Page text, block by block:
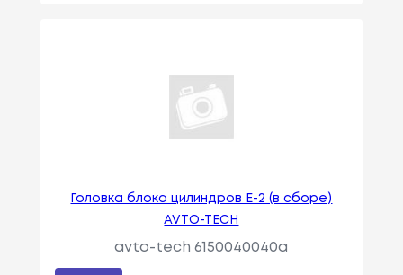
Головка блока цилиндров Е-2 (в сборе)
AVTO-TECH
avto-tech 6150040040a